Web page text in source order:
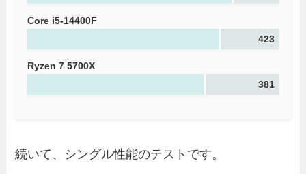
Core i5-14400F
423
Ryzen 7 5700X
381
続いて、シングル性能のテストです。